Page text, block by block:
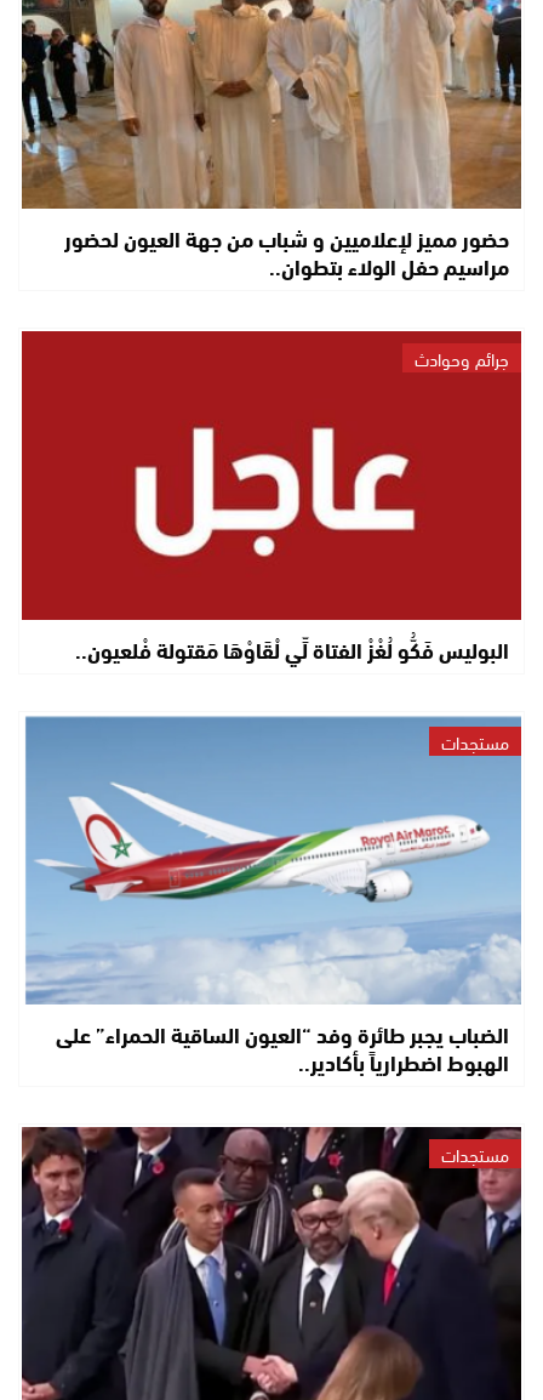
حضور مميز لإعلاميين و شباب من جهة العيون لحضور
مراسيم حفل الولاء بتطوان..
جرائم وحوادث
البوليس فَكُّو لُغْزْ الفتاة لِّي لْقَاوْهَا مَقتولة فْلعيون..
مستجدات
الضباب يجبر طائرة وفد “العيون الساقية الحمراء” على
الهبوط اضطرارياً بأكادير..
مستجدات